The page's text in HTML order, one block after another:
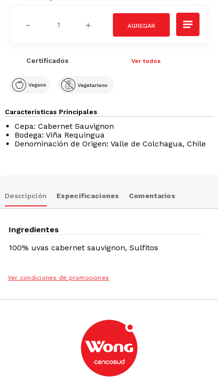
＋
－
Certificados Ver todos
Características Principales
Cepa: Cabernet Sauvignon
Bodega: Viña Requingua
Denominación de Origen: Valle de Colchagua, Chile
Descripción Especificaciones Comentarios
Ingredientes
100% uvas cabernet sauvignon, Sulfitos
Ver condiciones de promociones